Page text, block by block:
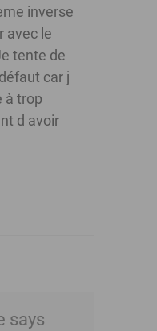
inverse
avec le
tente de
car j
à trop
d avoir
says